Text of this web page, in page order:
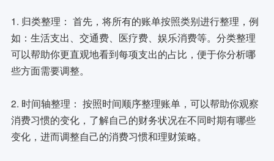
1. 归类整理： 首先，将所有的账单按照类别进行整理，例
如：生活支出、交通费、医疗费、娱乐消费等。分类整理
可以帮助你更直观地看到每项支出的占比，便于你分析哪
些方面需要调整。
2. 时间轴整理： 按照时间顺序整理账单，可以帮助你观察
消费习惯的变化，了解自己的财务状况在不同时期有哪些
变化，进而调整自己的消费习惯和理财策略。